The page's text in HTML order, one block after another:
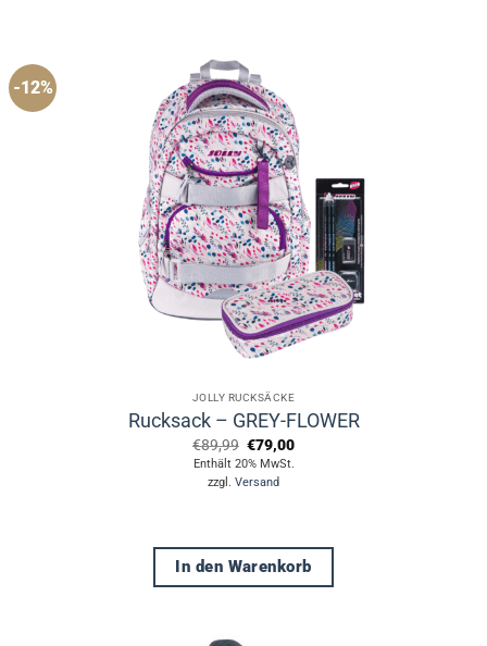
-12%
JOLLY RUCKSÄCKE
Rucksack – GREY-FLOWER
€89,99 Ursprünglicher
Preis
war:
€89,99
€79,00Aktueller
Enthält 20% MwSt.
zzgl. Versand
In den Warenkorb